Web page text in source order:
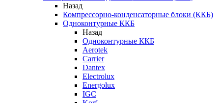
Назад
Компрессорно-конденсаторные блоки (ККБ)
Одноконтурные ККБ
Назад
Одноконтурные ККБ
Aerotek
Carrier
Dantex
Electrolux
Energolux
IGC